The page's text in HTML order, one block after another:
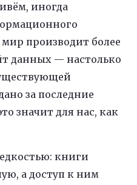
иногда
производит более
данных — настолько
за последние
значит для нас, как
книги
а доступ к ним